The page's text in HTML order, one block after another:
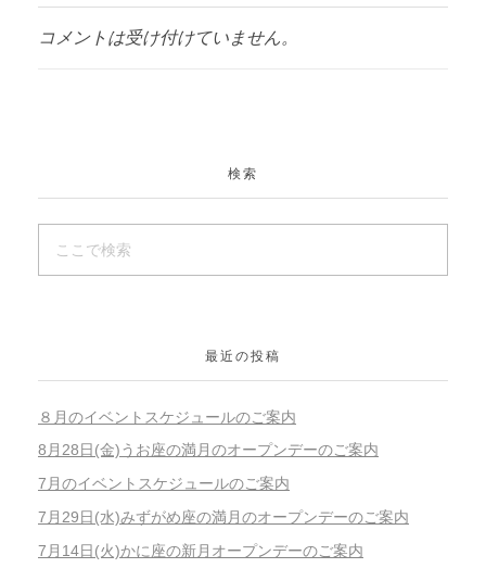
コメントは受け付けていません。
検索
最近の投稿
８月のイベントスケジュールのご案内
8月28日(金)うお座の満月のオープンデーのご案内
7月のイベントスケジュールのご案内
7月29日(水)みずがめ座の満月のオープンデーのご案内
7月14日(火)かに座の新月オープンデーのご案内